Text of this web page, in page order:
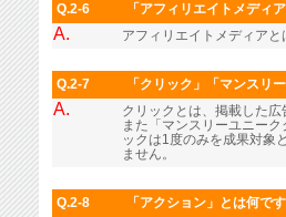
Q.2-6 「アフィリエイトメディ
A. アフィリエイトメディア
Q.2-7 「クリック」「マンスリ
A.
クリックとは、掲載した
また「マンスリーユニー
ックは1度のみを成果対象
ません。
Q.2-8 「アクション」とは何で